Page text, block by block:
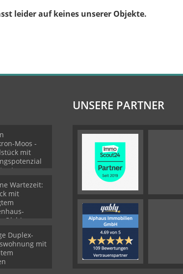
leider auf keines unserer Objekte.
Moos -
mit
Lage
Wartezeit:
mit
Olching
Duplex-
mit
UNSERE PARTNER